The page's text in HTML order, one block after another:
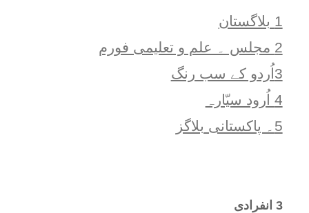
1 بلاگستان
2 مجلس ۔ علم و تعلیمی فورم
3اُردو کے سب رنگ
4 اُرود سیّارہ
5۔ پاکستانی بلاگز
3 انفرادی